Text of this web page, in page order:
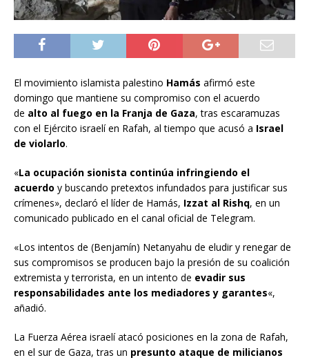
El movimiento islamista palestino Hamás afirmó este
domingo que mantiene su compromiso con el acuerdo
de alto al fuego en la Franja de Gaza, tras escaramuzas
con el Ejército israelí en Rafah, al tiempo que acusó a Israel
de violarlo.
«La ocupación sionista continúa infringiendo el
acuerdo y buscando pretextos infundados para justificar sus
crímenes», declaró el líder de Hamás, Izzat al Rishq, en un
comunicado publicado en el canal oficial de Telegram.
«Los intentos de (Benjamín) Netanyahu de eludir y renegar de
sus compromisos se producen bajo la presión de su coalición
extremista y terrorista, en un intento de evadir sus
responsabilidades ante los mediadores y garantes«,
añadió.
La Fuerza Aérea israelí atacó posiciones en la zona de Rafah,
en el sur de Gaza, tras un presunto ataque de milicianos